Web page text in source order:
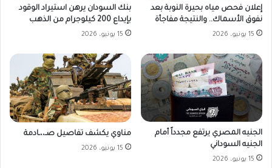
إعلان فحص مياه بحيرة النوبة بعد
نفوق الأسماك.. والنتيجة مفاجأة
15 يونيو، 2026
بنك السودان يرهن استيراد الوقود
بإيداع 200 كيلوجرام من الذهب
15 يونيو، 2026
الجنيه المصري يرتفع مجدداً أمام
الجنيه السوداني
15 يونيو، 2026
مناوي يكشف تفاصيل صـ،،ـادمة
15 يونيو، 2026